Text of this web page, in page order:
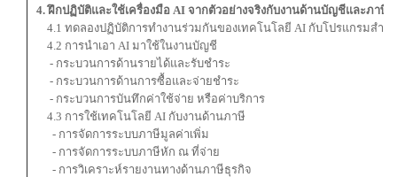
4. ฝึกปฏิบัติและใช้เครื่องมือ AI จากตัวอย่างจริงกับงานด้านบัญชีและภาษี
4.1 ทดลองปฏิบัติการทำงานร่วมกันของเทคโนโลยี AI กับโปรแกรมสำเ
4.2 การนำเอา AI มาใช้ในงานบัญชี
- กระบวนการด้านรายได้และรับชำระ
- กระบวนการด้านการซื้อและจ่ายชำระ
- กระบวนการบันทึกค่าใช้จ่าย หรือค่าบริการ
4.3 การใช้เทคโนโลยี AI กับงานด้านภาษี
- การจัดการระบบภาษีมูลค่าเพิ่ม
- การจัดการระบบภาษีหัก ณ ที่จ่าย
- การวิเคราะห์รายงานทางด้านภาษีธุรกิจ